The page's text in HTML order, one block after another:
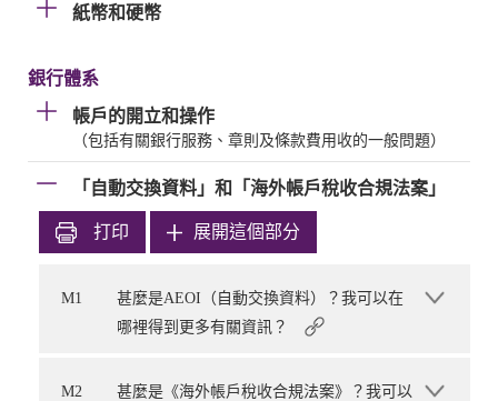
紙幣和硬幣
銀行體系
帳戶的開立和操作
（包括有關銀行服務、章則及條款費用收的一般問題）
「自動交換資料」和「海外帳戶稅收合規法案」
打印 展開這個部分
M1
甚麼是AEOI（自動交換資料）？我可以在
哪裡得到更多有關資訊？
M2
甚麼是《海外帳戶稅收合規法案》？我可以